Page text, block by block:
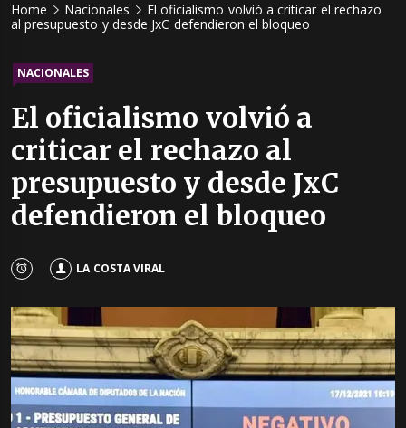
Home Nacionales
El oficialismo volvió a criticar el rechazo
al presupuesto y desde JxC defendieron el bloqueo
NACIONALES
El oficialismo volvió a
criticar el rechazo al
presupuesto y desde JxC
defendieron el bloqueo
LA COSTA VIRAL